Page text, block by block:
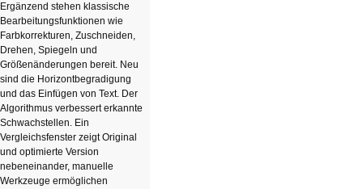
Ergänzend stehen klassische
Bearbeitungsfunktionen wie
Farbkorrekturen, Zuschneiden,
Drehen, Spiegeln und
Größenänderungen bereit. Neu
sind die Horizontbegradigung
und das Einfügen von Text. Der
Algorithmus verbessert erkannte
Schwachstellen. Ein
Vergleichsfenster zeigt Original
und optimierte Version
nebeneinander, manuelle
Werkzeuge ermöglichen